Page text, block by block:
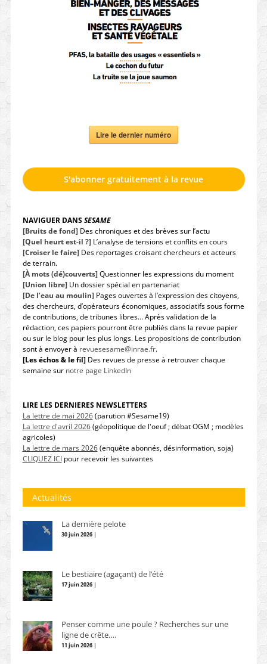
Lire le dernier numéro
S'abonner gratuitement à la revue
NAVIGUER DANSSESAME
[Bruits de fond]Des chroniques et des brèves sur l’actu
[Quel heurt est-il ?]L’analyse de tensions et conflits en cours
[Croiser le faire]Des reportages croisant chercheurs et acteurs
de terrain.
[À mots (dé)couverts]Questionner les expressions du moment
[Union libre]Un dossier spécial en partenariat
[De l’eau au moulin]Pages ouvertes à l’expression des citoyens,
des chercheurs, d’opérateurs économiques, associatifs sous forme
de contributions, de tribunes libres… Après validation de la
rédaction, ces papiers pourront être publiés dans la revue papier
ou sur le blog pour les plus longs. Les propositions de contribution
sont à envoyer à revuesesame@inrae.fr.
[Les échos & le fil]Des revues de presse à retrouver chaque
semaine sur notre page LinkedIn
LIRE LES DERNIERES NEWSLETTERS
La lettre de mai 2026(parution #Sesame19)
La lettre d'avril 2026(géopolitique de l'oeuf ; débat OGM ; modèles
agricoles)
La lettre de mars 2026(enquête abonnés, désinformation, soja)
CLIQUEZ ICIpour recevoir les suivantes
Actualités
La dernière pelote
30 juin 2026 |
Le bestiaire (agaçant) de l’été
17 juin 2026 |
Penser comme une poule ? Recherches sur une
ligne de crête….
11 juin 2026 |